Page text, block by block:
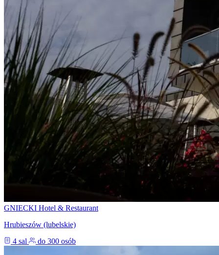
GNIECKI Hotel & Restaurant
Hrubieszów (lubelskie)
4 sal
do 300 osób